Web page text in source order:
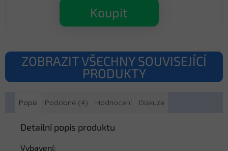
Koupit
ZOBRAZIT VŠECHNY SOUVISEJÍCÍ
PRODUKTY
Popis Podobné (4) Hodnocení Diskuze
Detailní popis produktu
Vybavení: